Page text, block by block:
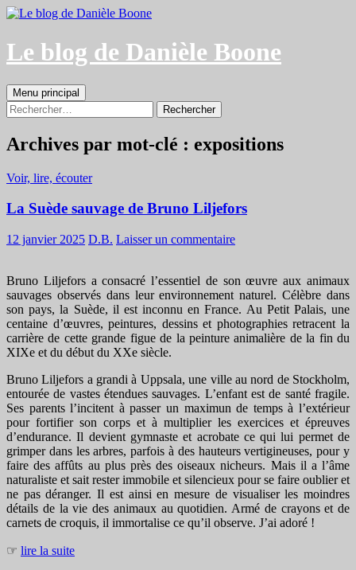
Aller
contenu
Le blog de Danièle Boone
Recherche
Menu principal
Rechercher :
Archives par mot-clé : expositions
Voir, lire, écouter
La Suède sauvage de Bruno Liljefors
12 janvier 2025 D.B. Laisser un commentaire
Bruno Liljefors a consacré l’essentiel de son œuvre aux animaux
sauvages observés dans leur environnement naturel. Célèbre dans
son pays, la Suède, il est inconnu en France. Au Petit Palais, une
centaine d’œuvres, peintures, dessins et photographies retracent la
carrière de cette grande figue de la peinture animalière de la fin du
XIXe et du début du XXe siècle.
Bruno Liljefors a grandi à Uppsala, une ville au nord de Stockholm,
entourée de vastes étendues sauvages. L’enfant est de santé fragile.
Ses parents l’incitent à passer un maximun de temps à l’extérieur
pour fortifier son corps et à multiplier les exercices et épreuves
d’endurance. Il devient gymnaste et acrobate ce qui lui permet de
grimper dans les arbres, parfois à des hauteurs vertigineuses, pour y
faire des affûts au plus près des oiseaux nicheurs. Mais il a l’âme
naturaliste et sait rester immobile et silencieux pour se faire oublier et
ne pas déranger. Il est ainsi en mesure de visualiser les moindres
détails de la vie des animaux au quotidien. Armé de crayons et de
carnets de croquis, il immortalise ce qu’il observe. J’ai adoré !
☞ lire la suite